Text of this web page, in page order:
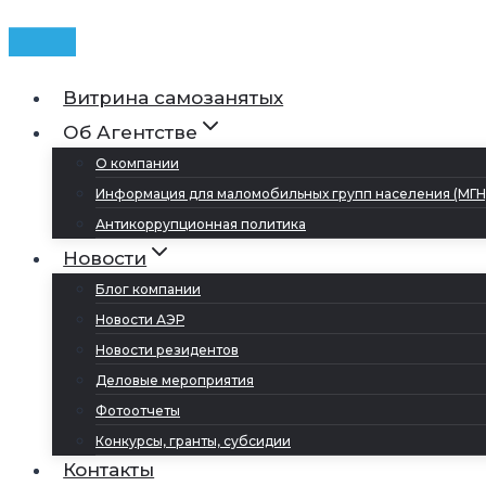
Витрина самозанятых
Об Агентстве
О компании
Информация для маломобильных групп населения
Антикоррупционная политика
Новости
Блог компании
Новости АЭР
Новости резидентов
Деловые мероприятия
Фотоотчеты
Конкурсы, гранты, субсидии
Контакты